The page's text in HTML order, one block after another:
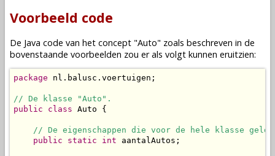
Voorbeeld code
De Java code van het concept "Auto" zoals beschreven in de
bovenstaande voorbeelden zou er als volgt kunnen eruitzien:
package nl.balusc.voertuigen;
// De klasse "Auto".
public
class Auto {
// De eigenschappen die voor de hele klasse
public
static int aantalAutos;